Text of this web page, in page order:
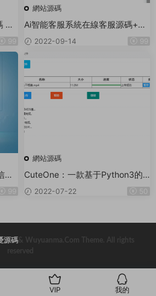
帶
網站源碼
Ai智能客服系統在線客服源碼+多
語言+桌面推送
2022-09-14
營
旗
網站源碼
CuteOne：一款基于Python3的O
neDrive多網盤挂載程序，帶會員
同步等功能
2022-07-22 50
源碼& Wuyuanma.Com Theme. All rights
reserved
VIP 我的